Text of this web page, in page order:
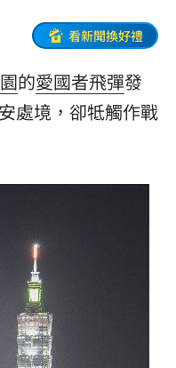
看新聞換好禮
的愛國者飛彈發
處境，卻牴觸作戰